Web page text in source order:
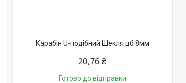
Карабін U-подібний Шекля цб 8мм
20,76 ₴
Готово до відправки